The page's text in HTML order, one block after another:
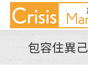
包容住異